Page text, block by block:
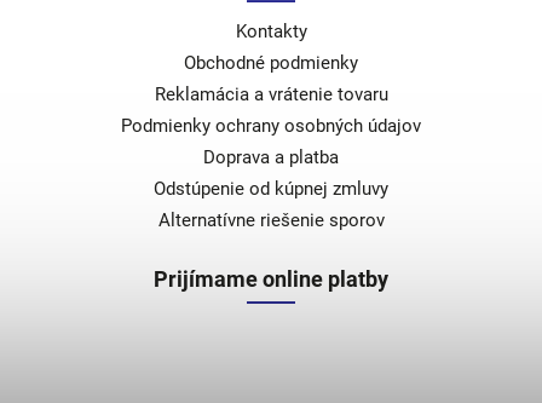
Kontakty
Obchodné podmienky
Reklamácia a vrátenie tovaru
Podmienky ochrany osobných údajov
Doprava a platba
Odstúpenie od kúpnej zmluvy
Alternatívne riešenie sporov
Prijímame online platby